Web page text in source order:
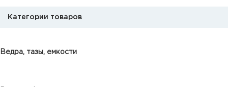
Категории товаров
Ведра, тазы, емкости